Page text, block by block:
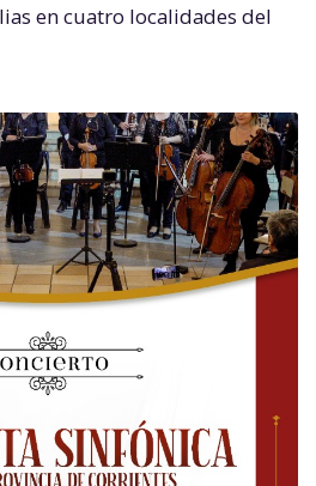
en cuatro localidades del